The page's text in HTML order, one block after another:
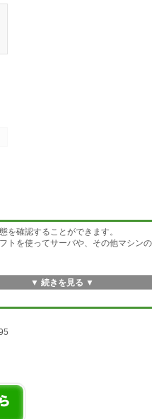
を確認することができます。
トを使ってサーバや、その他マシン
▼ 続きを見る ▼